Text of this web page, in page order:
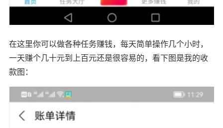
在这里你可以做各种任务赚钱，每天简单操作几个小时，
一天赚个几十元到上百元还是很容易的，看下图是我的收
款图：